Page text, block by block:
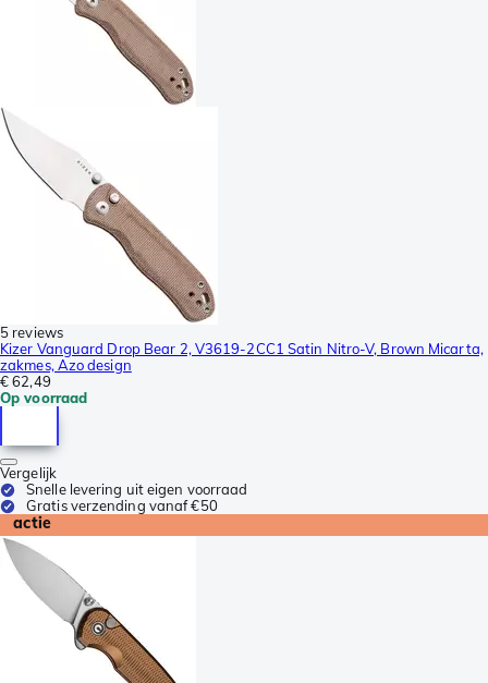
5 reviews
Kizer Vanguard Drop Bear 2, V3619-2CC1 Satin Nitro-V, Brown Micarta,
zakmes, Azo design
€ 62,49
Op voorraad
Vergelijk
Snelle levering uit eigen voorraad
Gratis verzending vanaf €50
actie